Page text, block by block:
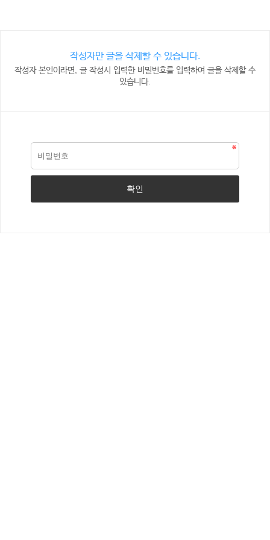
작성자만 글을 삭제할 수 있습니다.
작성자 본인이라면, 글 작성시 입력한 비밀번호를 입력하여 글을 삭제할 수
있습니다.